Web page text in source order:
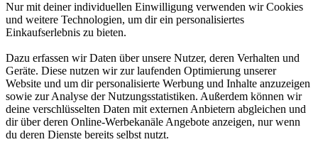
Nur mit deiner individuellen Einwilligung verwenden wir Cookies
und weitere Technologien, um dir ein personalisiertes
Einkaufserlebnis zu bieten.
Dazu erfassen wir Daten über unsere Nutzer, deren Verhalten und
Geräte. Diese nutzen wir zur laufenden Optimierung unserer
Website und um dir personalisierte Werbung und Inhalte anzuzeigen
sowie zur Analyse der Nutzungsstatistiken. Außerdem können wir
deine verschlüsselten Daten mit externen Anbietern abgleichen und
dir über deren Online-Werbekanäle Angebote anzeigen, nur wenn
du deren Dienste bereits selbst nutzt.